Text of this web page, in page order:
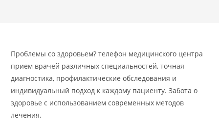
Проблемы со здоровьем? телефон медицинского центра
прием врачей различных специальностей, точная
диагностика, профилактические обследования и
индивидуальный подход к каждому пациенту. Забота о
здоровье с использованием современных методов
лечения.